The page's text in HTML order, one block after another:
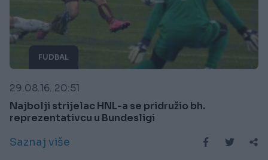
FUDBAL
29.08.16. 20:51
Najbolji strijelac HNL-a se pridružio bh.
reprezentativcu u Bundesligi
Saznaj više